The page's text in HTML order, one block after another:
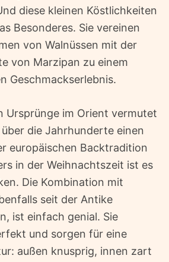
diese kleinen Köstlichkeiten
Besonderes. Sie vereinen
von Walnüssen mit der
von Marzipan zu einem
Geschmackserlebnis.
Ursprünge im Orient vermutet
die Jahrhunderte einen
europäischen Backtradition
in der Weihnachtszeit ist es
Die Kombination mit
seit der Antike
ist einfach genial. Sie
und sorgen für eine
außen knusprig, innen zart